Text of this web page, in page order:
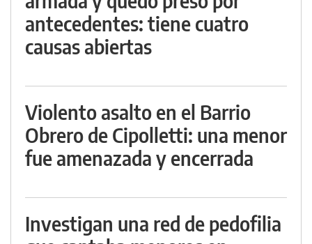
antecedentes: tiene cuatro
causas abiertas
Violento asalto en el Barrio
Obrero de Cipolletti: una menor
fue amenazada y encerrada
Investigan una red de pedofilia